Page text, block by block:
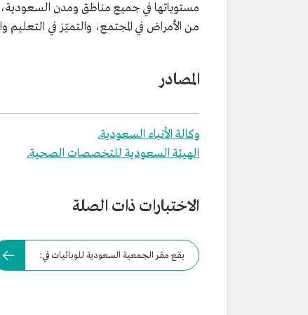
مستوياتها في جميع مناطق ومدن السعودية،
من الأمراض في المجتمع، والتميّز في
المصادر
وكالة الأنباء السعودية.
الهيئة السعودية للتخصصات الصحية.
الاختبارات ذات الصلة
يقع مقر الجمعية السعودية للوبائيات في: